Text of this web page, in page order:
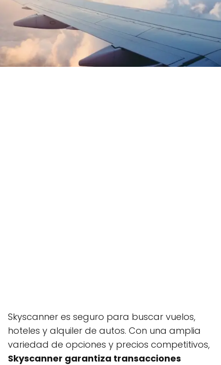
Skyscanner es seguro para buscar vuelos,
hoteles y alquiler de autos. Con una amplia
variedad de opciones y precios competitivos,
Skyscanner garantiza transacciones